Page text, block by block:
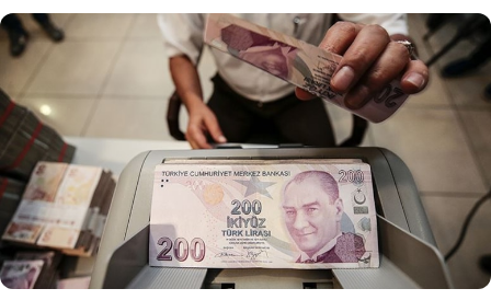
Türkiye Cumhuriyet Merkez Bankası (TCMB),
sıkılaşma adımları kapsamında bireysel ve ticari
kredi büyüme sınırlarını aşağı çekti. Yeni
düzenlemeyle birlikte KMH ve ihtiyaç
kredilerinde limitler daraltılırken, büyüme
sınırını aşan bankalara zorunlu karşılık bloke
şartı getirildi.